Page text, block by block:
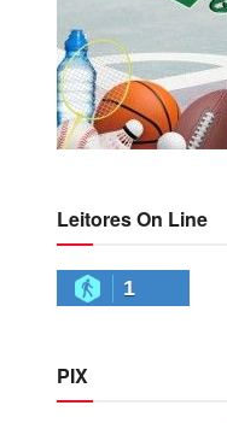
Leitores On Line
1
PIX